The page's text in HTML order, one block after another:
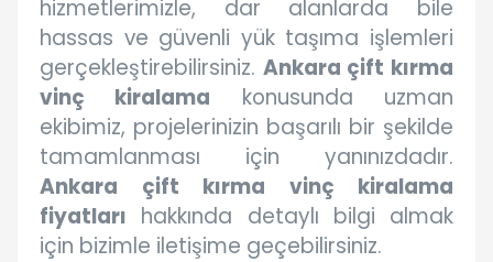
hizmetlerimizle, dar alanlarda bile
hassas ve güvenli yük taşıma işlemleri
gerçekleştirebilirsiniz. Ankara çift kırma
vinç kiralama konusunda uzman
ekibimiz, projelerinizin başarılı bir şekilde
tamamlanması için yanınızdadır.
Ankara çift kırma vinç kiralama
fiyatları hakkında detaylı bilgi almak
için bizimle iletişime geçebilirsiniz.